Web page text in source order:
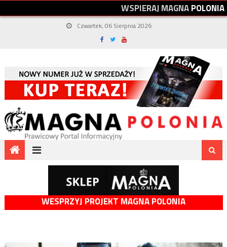
WSPIERAJMAGNAPOLONIA
Czwartek, 06 Sierpnia 2026
WESPRZYJ PROJEKT MAGNA POLONIA